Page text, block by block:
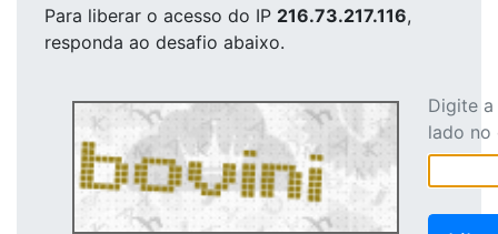
Para liberar o acesso do IP 216.73.217.116,
responda ao desafio abaixo.
Digite
lado no